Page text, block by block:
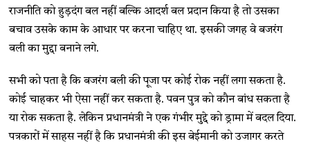
राजनीति को हुड़दंग बल नहीं बल्कि आदर्श बल प्रदान किया है तो उसका
बचाव उसके काम के आधार पर करना चाहिए था. इसकी जगह वे बजरंग
बली का मुद्दा बनाने लगे.
सभी को पता है कि बजरंग बली की पूजा पर कोई रोक नहीं लगा सकता है.
कोई चाहकर भी ऐसा नहीं कर सकता है. पवन पुत्र को कौन बांध सकता है
या रोक सकता है. लेकिन प्रधानमंत्री ने एक गंभीर मुद्दे को ड्रामा में बदल दिया.
पत्रकारों में साहस नहीं है कि प्रधानमंत्री की इस बेईमानी को उजागर करते